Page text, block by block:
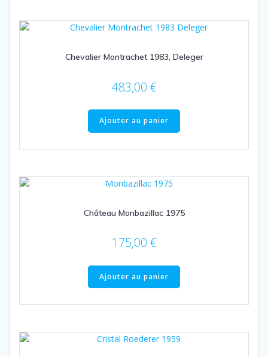
Chevalier Montrachet 1983, Deleger
483,00 €
Ajouter au panier
Château Monbazillac 1975
175,00 €
Ajouter au panier